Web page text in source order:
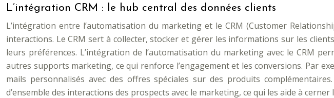
L’intégration CRM : le hub central des données clients
L’intégration entre l’automatisation du marketing et le CRM (Customer
interactions. Le CRM sert à collecter, stocker et gérer les informations sur les
leurs préférences. L’intégration de l’automatisation du marketing avec le CRM
autres supports marketing, ce qui renforce l’engagement et les conversions. Par
mails personnalisés avec des offres spéciales sur des produits
d’ensemble des interactions des prospects avec le marketing, ce qui les aide à